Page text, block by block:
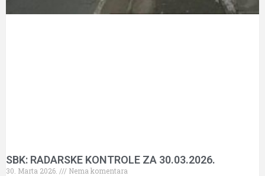
SBK: RADARSKE KONTROLE ZA 30.03.2026.
30. Marta 2026.
Nema komentara